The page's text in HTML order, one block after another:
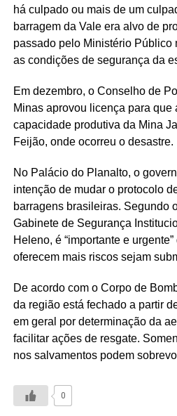
há culpado ou mais de um
barragem da Vale era alvo de
passado pelo Ministério Público
as condições de segurança da
Em dezembro, o Conselho de
Minas aprovou licença para que
capacidade produtiva da Mina
Feijão, onde ocorreu o desastre.
No Palácio do Planalto, o
intenção de mudar o protocolo
barragens brasileiras. Segundo
Gabinete de Segurança
Heleno, é “importante e
oferecem mais riscos sejam
De acordo com o Corpo de
da região está fechado a partir
em geral por determinação da
facilitar ações de resgate.
nos salvamentos podem
0